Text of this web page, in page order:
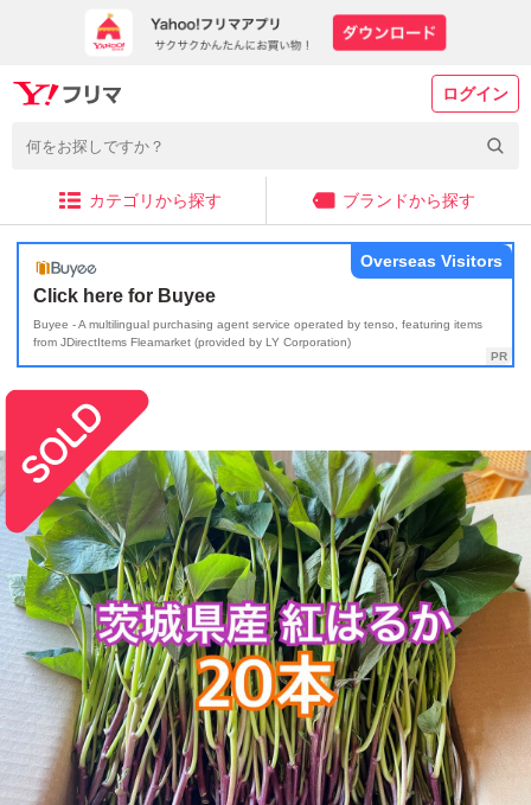
ログイン
カテゴリから探す ブランドから探す
Click here for Buyee
Buyee - A multilingual purchasing agent service operated by tenso, featuring items
from JDirectItems Fleamarket (provided by LY Corporation)
Overseas Visitors